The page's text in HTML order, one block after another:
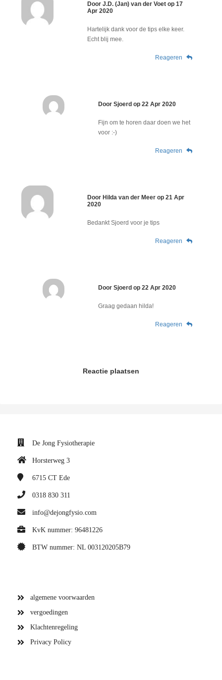
DoorJ.D. (Jan) van der Voetop 17
Apr 2020
Hartelijk dank voor de tips elke keer.
Echt blij mee.
Reageren
Door Sjoerd op22 Apr 2020
Fijn om te horen daar doen we het
voor :-)
Reageren
DoorHilda van der Meerop 21 Apr
2020
Bedankt Sjoerd voor je tips
Reageren
Door Sjoerd op22 Apr 2020
Graag gedaan hilda!
Reageren
Reactie plaatsen
De Jong Fysiotherapie
Horsterweg 3
6715 CT Ede
0318 830 311
info@dejongfysio.com
KvK nummer: 96481226
BTW nummer: NL 003120205B79
algemene voorwaarden
vergoedingen
Klachtenregeling
Privacy Policy